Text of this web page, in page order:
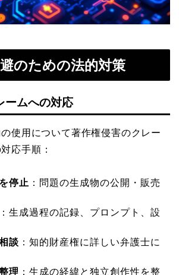
のための法的対策
ームへの対応
使用について著作権侵害のクレー
応手順：
停止 ：問題の生成物の公開・販売
：生成過程の記録、プロンプト、設
談 ：知的財産権に詳しい弁護士に
理 ：生成の経緯と独立創作性を整